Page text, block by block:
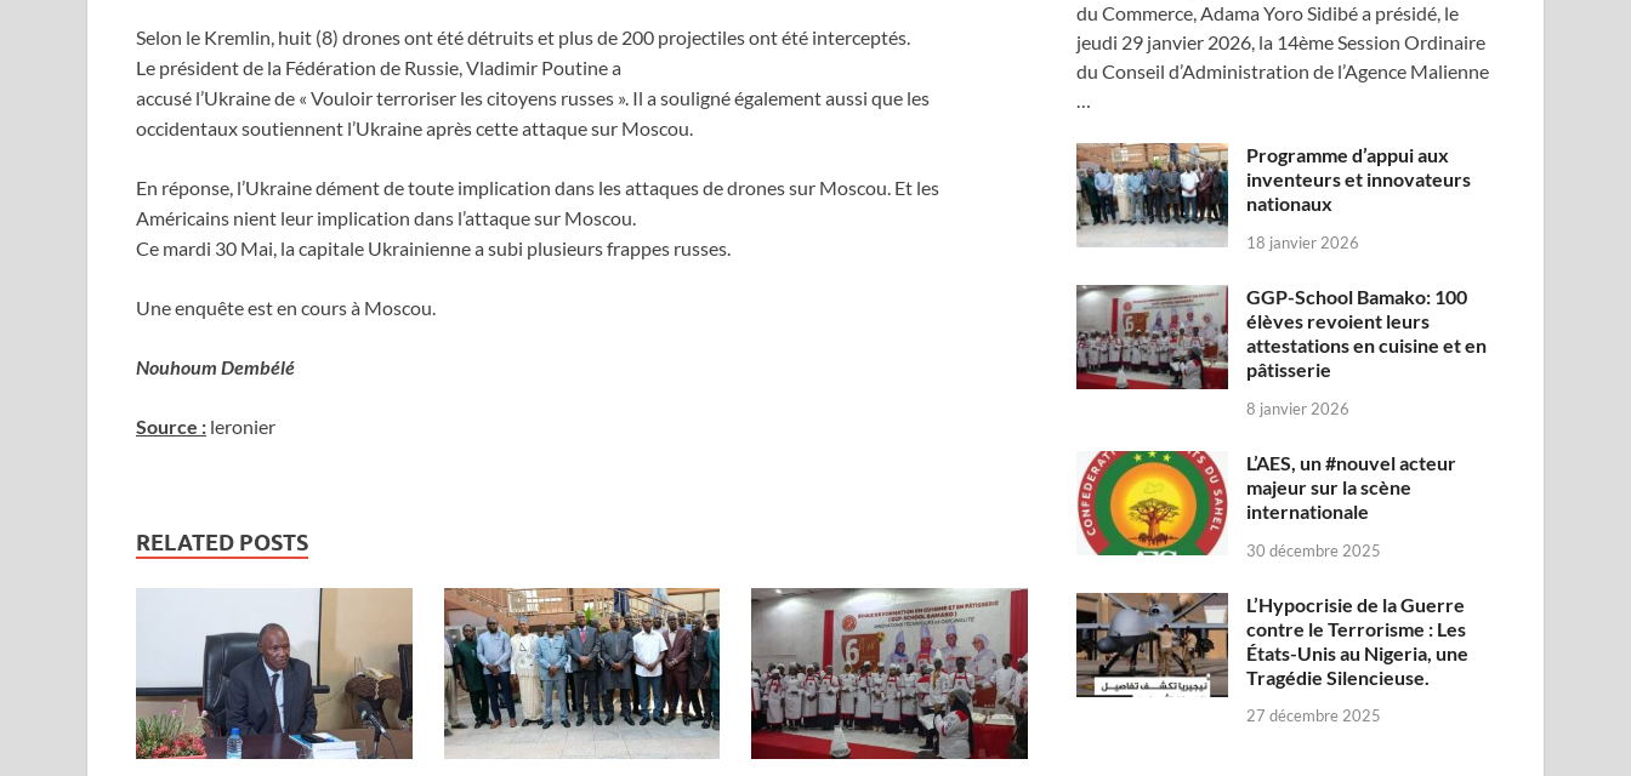
Selon le Kremlin, huit (8) drones ont été détruits et plus de 200 projectiles ont été interceptés.
Le président de la Fédération de Russie, Vladimir Poutine a
accusé l’Ukraine de « Vouloir terroriser les citoyens russes ». Il a souligné également aussi que les
occidentaux soutiennent l’Ukraine après cette attaque sur Moscou.
En réponse, l’Ukraine dément de toute implication dans les attaques de drones sur Moscou. Et les
Américains nient leur implication dans l’attaque sur Moscou.
Ce mardi 30 Mai, la capitale Ukrainienne a subi plusieurs frappes russes.
Une enquête est en cours à Moscou.
Nouhoum Dembélé
Source : leronier
RELATED POSTS
du Commerce, Adama Yoro Sidibé a présidé, le
jeudi 29 janvier 2026, la 14ème Session Ordinaire
du Conseil d’Administration de l’Agence Malienne
…
Programme d’appui aux
inventeurs et innovateurs
nationaux
18 janvier 2026
GGP-School Bamako: 100
élèves revoient leurs
attestations en cuisine et en
pâtisserie
8 janvier 2026
L’AES, un #nouvel acteur
majeur sur la scène
internationale
30 décembre 2025
L’Hypocrisie de la Guerre
contre le Terrorisme : Les
États-Unis au Nigeria, une
Tragédie Silencieuse.
27 décembre 2025